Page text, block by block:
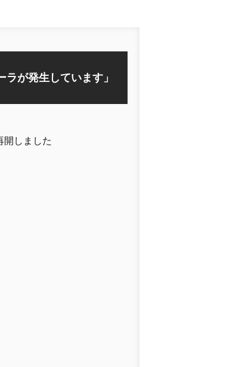
が発生しています」
しました